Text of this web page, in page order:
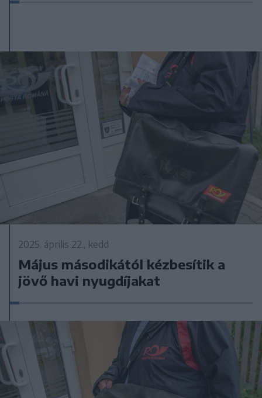
2025. április 22., kedd
Május másodikától kézbesítik a
jövő havi nyugdíjakat